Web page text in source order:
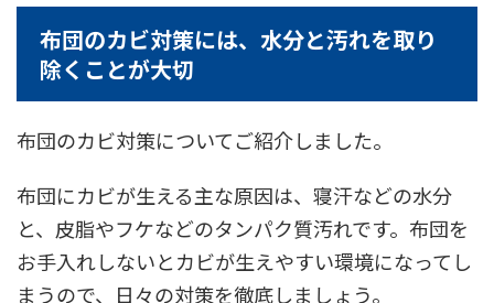
布団のカビ対策には、水分と汚れを取り
除くことが大切
布団のカビ対策についてご紹介しました。
布団にカビが生える主な原因は、寝汗などの水分
と、皮脂やフケなどのタンパク質汚れです。布団を
お手入れしないとカビが生えやすい環境になってし
まうので、日々の対策を徹底しましょう。